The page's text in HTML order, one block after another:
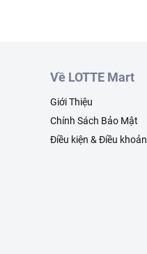
Về LOTTE Mart
Giới Thiệu
Chính Sách Bảo Mật
Điều kiện & Điều khoản